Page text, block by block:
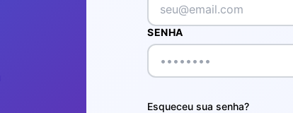
SENHA
Esqueceu sua senha?